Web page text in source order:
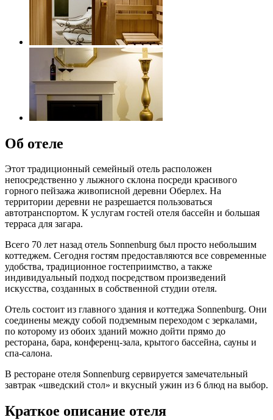
Об отеле
Этот традиционный семейный отель расположен
непосредственно у лыжного склона посреди красивого
горного пейзажа живописной деревни Оберлех. На
территории деревни не разрешается пользоваться
автотранспортом. К услугам гостей отеля бассейн и большая
терраса для загара.
Всего 70 лет назад отель Sonnenburg был просто небольшим
коттеджем. Сегодня гостям предоставляются все современные
удобства, традиционное гостеприимство, а также
индивидуальный подход посредством произведений
искусства, созданных в собственной студии отеля.
Отель состоит из главного здания и коттеджа Sonnenburg. Они
соединены между собой подземным переходом с зеркалами,
по которому из обоих зданий можно дойти прямо до
ресторана, бара, конференц-зала, крытого бассейна, сауны и
спа-салона.
В ресторане отеля Sonnenburg сервируется замечательный
завтрак «шведский стол» и вкусный ужин из 6 блюд на выбор.
Краткое описание отеля